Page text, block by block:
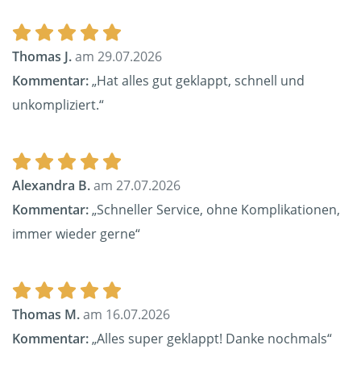
Thomas J.am 29.07.2026
Kommentar:„Hat alles gut geklappt, schnell und
unkompliziert.“
Alexandra B.am 27.07.2026
Kommentar:„Schneller Service, ohne Komplikationen,
immer wieder gerne“
Thomas M.am 16.07.2026
Kommentar:„Alles super geklappt! Danke nochmals“